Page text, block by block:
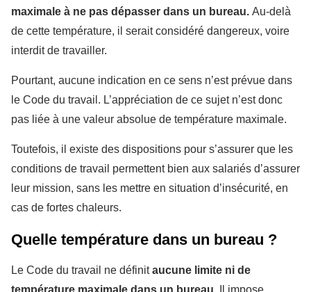
maximale à ne pas dépasser dans un bureau. Au-delà
de cette température, il serait considéré dangereux, voire
interdit de travailler.
Pourtant, aucune indication en ce sens n’est prévue dans
le Code du travail. L’appréciation de ce sujet n’est donc
pas liée à une valeur absolue de température maximale.
Toutefois, il existe des dispositions pour s’assurer que les
conditions de travail permettent bien aux salariés d’assurer
leur mission, sans les mettre en situation d’insécurité, en
cas de fortes chaleurs.
Quelle température dans un bureau ?
Le Code du travail ne définitaucune limite ni de